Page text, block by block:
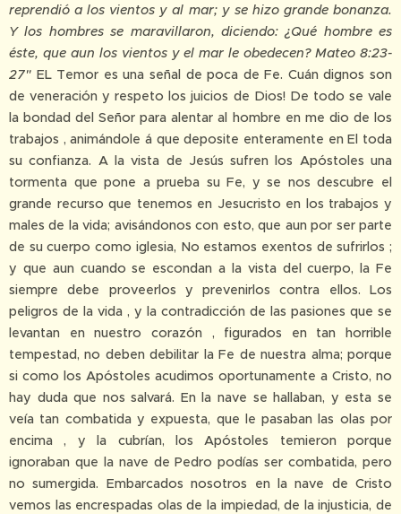
reprendió a los vientos y al mar; y se hizo grande bonanza.
Y los hombres se maravillaron, diciendo: ¿Qué hombre es
éste, que aun los vientos y el mar le obedecen? Mateo 8:23-
27" EL Temor es una señal de poca de Fe. Cuán dignos son
de veneración y respeto los juicios de Dios! De todo se vale
la bondad del Señor para alentar al hombre en me dio de los
trabajos , animándole á que deposite enteramente en El toda
su confianza. A la vista de Jesús sufren los Apóstoles una
tormenta que pone a prueba su Fe, y se nos descubre el
grande recurso que tenemos en Jesucristo en los trabajos y
males de la vida; avisándonos con esto, que aun por ser parte
de su cuerpo como iglesia, No estamos exentos de sufrirlos ;
y que aun cuando se escondan a la vista del cuerpo, la Fe
siempre debe proveerlos y prevenirlos contra ellos. Los
peligros de la vida , y la contradicción de las pasiones que se
levantan en nuestro corazón , figurados en tan horrible
tempestad, no deben debilitar la Fe de nuestra alma; porque
si como los Apóstoles acudimos oportunamente a Cristo, no
hay duda que nos salvará. En la nave se hallaban, y esta se
veía tan combatida y expuesta, que le pasaban las olas por
encima , y la cubrían, los Apóstoles temieron porque
ignoraban que la nave de Pedro podías ser combatida, pero
no sumergida. Embarcados nosotros en la nave de Cristo
vemos las encrespadas olas de la impiedad, de la injusticia, de